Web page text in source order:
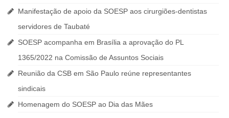
Manifestação de apoio da SOESP aos cirurgiões-dentistas
servidores de Taubaté
SOESP acompanha em Brasília a aprovação do PL
1365/2022 na Comissão de Assuntos Sociais
Reunião da CSB em São Paulo reúne representantes
sindicais
Homenagem do SOESP ao Dia das Mães